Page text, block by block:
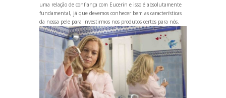
uma relação de confiança com Eucerin e isso é absolutamente
fundamental, já que devemos conhecer bem as características
da nossa pele para investirmos nos produtos certos para nós.